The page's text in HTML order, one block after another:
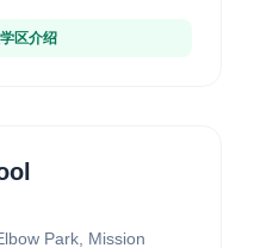
区介绍
Park, Mission